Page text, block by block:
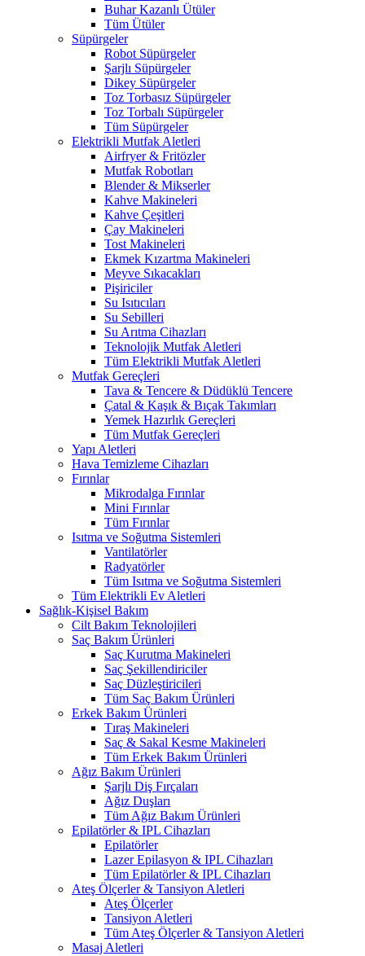
Buhar Kazanlı Ütüler
Tüm Ütüler
Süpürgeler
Robot Süpürgeler
Şarjlı Süpürgeler
Dikey Süpürgeler
Toz Torbasız Süpürgeler
Toz Torbalı Süpürgeler
Tüm Süpürgeler
Elektrikli Mutfak Aletleri
Airfryer & Fritözler
Mutfak Robotları
Blender & Mikserler
Kahve Makineleri
Kahve Çeşitleri
Çay Makineleri
Tost Makineleri
Ekmek Kızartma Makineleri
Meyve Sıkacakları
Pişiriciler
Su Isıtıcıları
Su Sebilleri
Su Arıtma Cihazları
Teknolojik Mutfak Aletleri
Tüm Elektrikli Mutfak Aletleri
Mutfak Gereçleri
Tava & Tencere & Düdüklü Tencere
Çatal & Kaşık & Bıçak Takımları
Yemek Hazırlık Gereçleri
Tüm Mutfak Gereçleri
Yapı Aletleri
Hava Temizleme Cihazları
Fırınlar
Mikrodalga Fırınlar
Mini Fırınlar
Tüm Fırınlar
Isıtma ve Soğutma Sistemleri
Vantilatörler
Radyatörler
Tüm Isıtma ve Soğutma Sistemleri
Tüm Elektrikli Ev Aletleri
Sağlık-Kişisel Bakım
Cilt Bakım Teknolojileri
Saç Bakım Ürünleri
Saç Kurutma Makineleri
Saç Şekillendiriciler
Saç Düzleştiricileri
Tüm Saç Bakım Ürünleri
Erkek Bakım Ürünleri
Tıraş Makineleri
Saç & Sakal Kesme Makineleri
Tüm Erkek Bakım Ürünleri
Ağız Bakım Ürünleri
Şarjlı Diş Fırçaları
Ağız Duşları
Tüm Ağız Bakım Ürünleri
Epilatörler & IPL Cihazları
Epilatörler
Lazer Epilasyon & IPL Cihazları
Tüm Epilatörler & IPL Cihazları
Ateş Ölçerler & Tansiyon Aletleri
Ateş Ölçerler
Tansiyon Aletleri
Tüm Ateş Ölçerler & Tansiyon Aletleri
Masaj Aletleri